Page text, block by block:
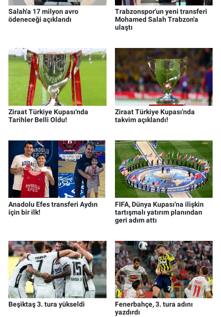
Salah'a 17 milyon avro
ödeneceği açıklandı
Trabzonspor'un yeni transferi
Mohamed Salah Trabzon'a
ulaştı
Ziraat Türkiye Kupası'nda
Tarihler Belli Oldu!
Ziraat Türkiye Kupası'nda
takvim açıklandı!
Anadolu Efes transferi Aydın
için bir ilk!
FIFA, Dünya Kupası'na ilişkin
tartışmalı yatırım planından
geri adım attı
Beşiktaş 3. tura yükseldi
Fenerbahçe, 3. tura adını
yazdırdı